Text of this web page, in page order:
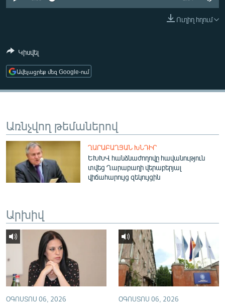
ՄԻՋԱԶԳԱՅԻՆ
ՄԵԿՆԱԲԱՆՈՒԹՅՈՒՆ
ՏՏ ԵՒ ԻՆՏԵՐՆԵՏ
ՏԵՍԱՆՅՈՒԹԵՐ
ԲԱՆԱՎԵՃ
ՁԳՏԵԼՈՎ ԼԱՎԱԳՈՒՅՆԻՆ
Հայերեն
English
Русский
ՀԵՏԵՎԵՔ ՄԵԶ
Ուղիղ հղում
Կիսվել
Ավելացրեք մեզ Google-ում
Առնչվող թեմաներով
ՂԱՐԱԲԱՂՅԱՆ ԽՆԴԻՐ
ԵԽԽՎ հանձնաժողովը հավանություն
տվեց Ղարաբաղի վերաբերյալ
վիճահարույց զեկույցին
Արխիվ
ՕԳՈՍՏՈՍ 06, 2026 ՕԳՈՍՏՈՍ 06, 2026